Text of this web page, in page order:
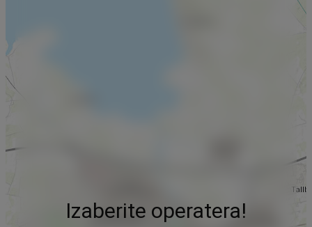
Izaberite operatera!